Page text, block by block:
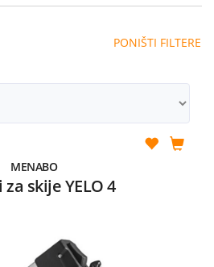
PONIŠTI FILTERE
MENABO
za skije YELO 4